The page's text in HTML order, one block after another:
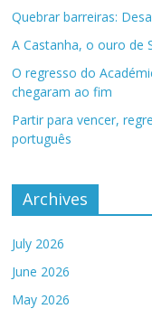
Quebrar barreiras:
A Castanha, o ouro de
O regresso do
chegaram ao fim
Partir para vencer,
português
Archives
July 2026
June 2026
May 2026